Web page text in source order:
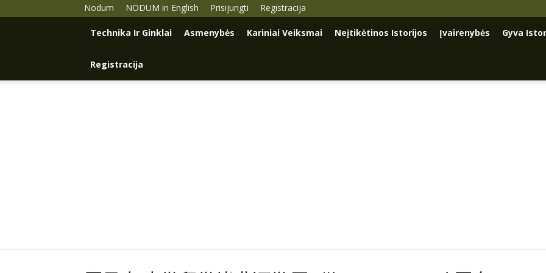
Nodum NODUM in English Prisijungti Registracija
Technika Ir Ginklai Asmenybės Kariniai Veiksmai Neįtikėtinos Istorijos Įvairenybės Gyva
Registracija